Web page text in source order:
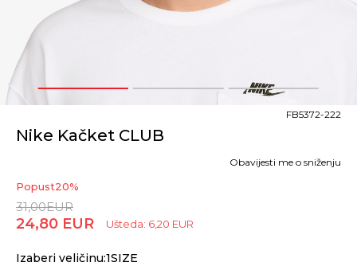
1 2 3
Nike Kačket CLUB
FB5372-222
Popust20%
31,00EUR
24,80 EUR Ušteda: 6,20 EUR
Obavijesti me o sniženju
Izaberi veličinu:1SIZE